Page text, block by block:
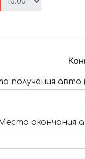
получения авто
Место окончания